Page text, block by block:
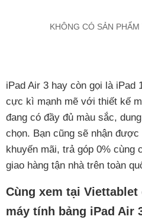
KHÔNG CÓ SẢN
iPad Air 3 hay còn gọi là iPad
cực kì mạnh mẽ với thiết kế
đang có đầy đủ màu sắc,
chọn. Bạn cũng sẽ nhận
khuyến mãi, trả góp 0% cùng
giao hàng tận nhà trên toàn
Cùng xem tại
máy tính bảng iPad Air